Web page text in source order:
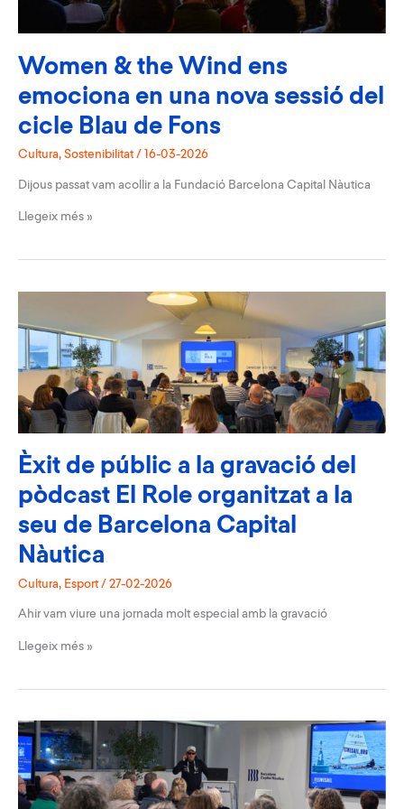
Women & the Wind ens
emociona en una nova sessió del
cicle Blau de Fons
Cultura, Sostenibilitat / 16-03-2026
Dijous passat vam acollir a la Fundació Barcelona Capital Nàutica
Women
Wind
emociona
una
sessió
del
cicle
Blau
de
Fons
Llegeix més »
Èxit de públic a la gravació del
pòdcast El Role organitzat a la
seu de Barcelona Capital
Nàutica
Cultura, Esport / 27-02-2026
Ahir vam viure una jornada molt especial amb la gravació
Èxit
a
gravació
del
pòdcast
El
Role
organitzat
Llegeix més »